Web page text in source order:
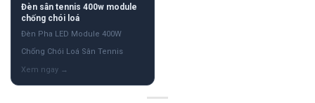
Đèn sân tennis 400w module
chống chói loá
Đèn Pha LED Module 400W
Chống Chói Loá Sân Tennis